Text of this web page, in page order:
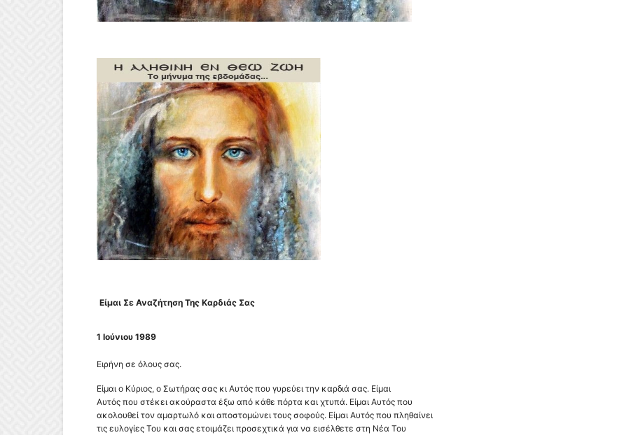
Είμαι Σε Αναζήτηση Της Καρδιάς Σας
1 Ιούνιου 1989
Ειρήνη σε όλους σας.
Είμαι ο Κύριος, ο Σωτήρας σας κι Αυτός που γυρεύει την καρδιά σας. Είμαι
Αυτός που στέκει ακούραστα έξω από κάθε πόρτα και χτυπά. Είμαι Αυτός που
ακολουθεί τον αμαρτωλό και αποστομώνει τους σοφούς. Είμαι Αυτός που πληθαίνει
τις ευλογίες Του και σας ετοιμάζει προσεχτικά για να εισέλθετε στη Νέα Του